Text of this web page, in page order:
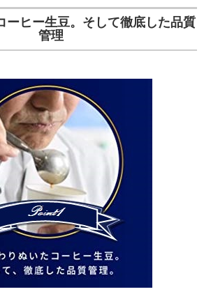
ーヒー生豆。そして徹底した品質
管理